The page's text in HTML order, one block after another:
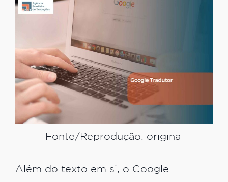
Fonte/Reprodução: original
Além do texto em si, o Google